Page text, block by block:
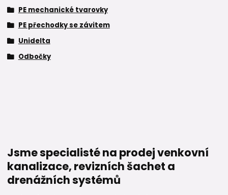
PE mechanické tvarovky
PE přechodky se závitem
Unidelta
Odbočky
Jsme specialisté na prodej venkovní
kanalizace, revizních šachet a
drenážních systémů